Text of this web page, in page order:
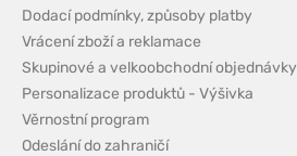
Dodací podmínky, způsoby platby
Vrácení zboží a reklamace
Skupinové a velkoobchodní objednávky
Personalizace produktů - Výšivka
Věrnostní program
Odeslání do zahraničí